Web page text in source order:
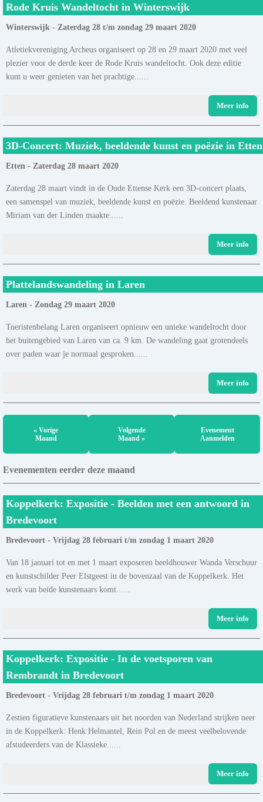
Rode Kruis Wandeltocht in Winterswijk
Winterswijk - Zaterdag 28 t/m zondag 29 maart 2020
Atletiekvereniging Archeus organiseert op 28 en 29 maart 2020 met veel
plezier voor de derde keer de Rode Kruis wandeltocht. Ook deze editie
kunt u weer genieten van het prachtige......
Meer info
3D-Concert: Muziek, beeldende kunst en poëzie in Etten
Etten - Zaterdag 28 maart 2020
Zaterdag 28 maart vindt in de Oude Ettense Kerk een 3D-concert plaats,
een samenspel van muziek, beeldende kunst en poëzie. Beeldend kunstenaar
Miriam van der Linden maakte......
Meer info
Plattelandswandeling in Laren
Laren - Zondag 29 maart 2020
Toeristenbelang Laren organiseert opnieuw een unieke wandeltocht door
het buitengebied van Laren van ca. 9 km. De wandeling gaat grotendeels
over paden waar je normaal gesproken......
Meer info
« Vorige
Maand
Volgende
Maand »
Evenement
Aanmelden
Evenementen eerder deze maand
Koppelkerk: Expositie - Beelden met een antwoord in
Bredevoort
Bredevoort - Vrijdag 28 februari t/m zondag 1 maart 2020
Van 18 januari tot en met 1 maart exposeren beeldhouwer Wanda Verschuur
en kunstschilder Peer Elstgeest in de bovenzaal van de Koppelkerk. Het
werk van beide kunstenaars komt......
Meer info
Koppelkerk: Expositie - In de voetsporen van
Rembrandt in Bredevoort
Bredevoort - Vrijdag 28 februari t/m zondag 1 maart 2020
Zestien figuratieve kunstenaars uit het noorden van Nederland strijken neer
in de Koppelkerk: Henk Helmantel, Rein Pol en de meest veelbelovende
afstudeerders van de Klassieke......
Meer info